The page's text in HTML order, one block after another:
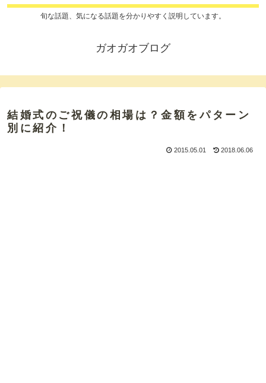
旬な話題、気になる話題を分かりやすく説明しています。
ガオガオブログ
結婚式のご祝儀の相場は？金額をパターン
別に紹介！
2015.05.01 2018.06.06